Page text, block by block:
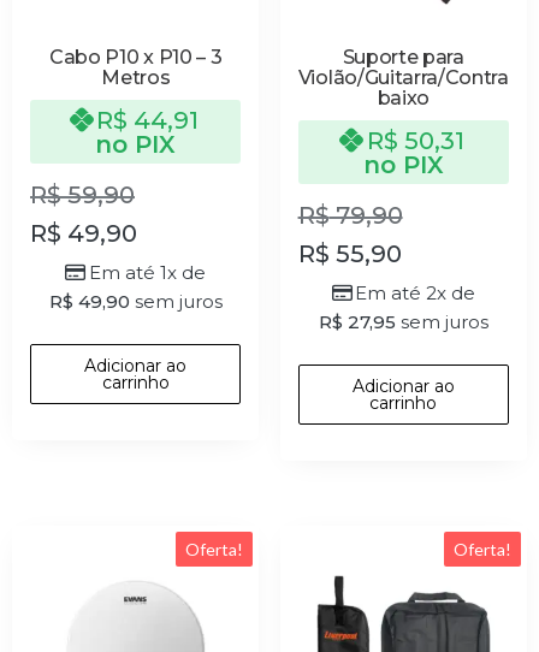
Cabo P10 x P10 – 3
Metros
R$59,90
R$ 49,90
Em até 1x de
R$ 49,90 sem juros
R$ 44,91
no PIX
Adicionar ao
carrinho
Suporte para
Violão/Guitarra/Contra
baixo
R$79,90
R$ 55,90
Em até 2x de
R$ 27,95 sem juros
R$ 50,31
no PIX
Adicionar ao
carrinho
Oferta! Oferta!